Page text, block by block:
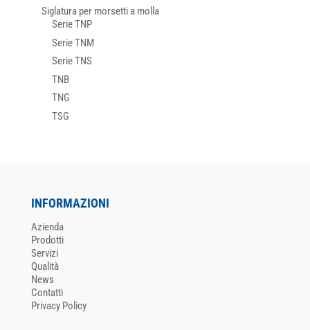
Siglatura per morsetti a molla
Serie TNP
Serie TNM
Serie TNS
TNB
TNG
TSG
INFORMAZIONI
Azienda
Prodotti
Servizi
Qualità
News
Contatti
Privacy Policy